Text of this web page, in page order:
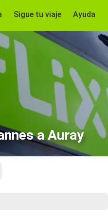
Sigue tu viaje Ayuda
a Auray